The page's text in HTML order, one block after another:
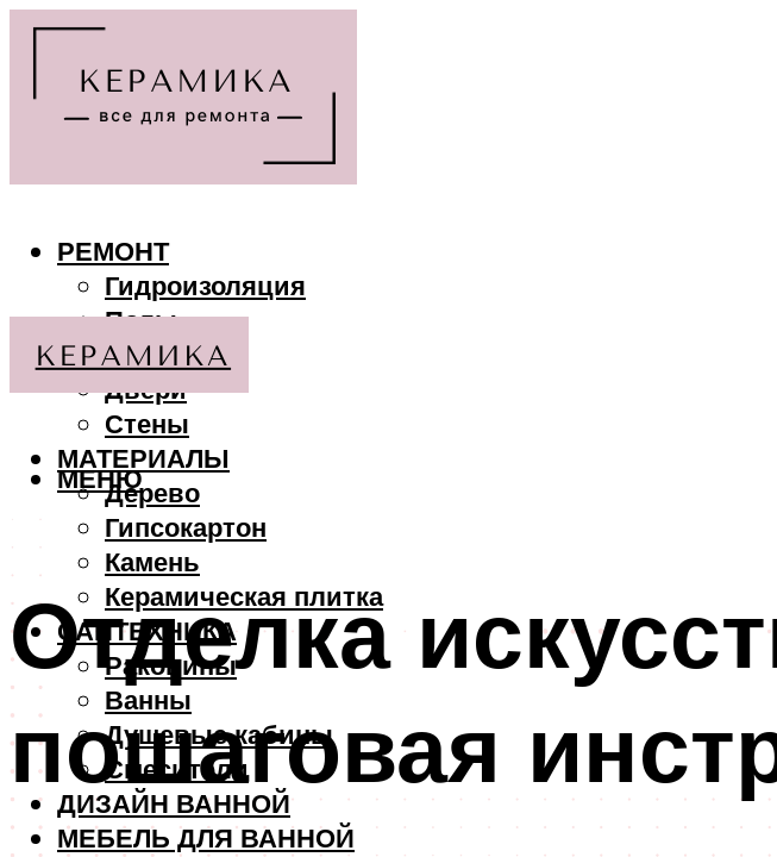
РЕМОНТ
Гидроизоляция
Полы
Потолки
Двери
Стены
МАТЕРИАЛЫ
Дерево
Гипсокартон
Камень
Керамическая плитка
САНТЕХНИКА
Раковины
Ванны
Душевые кабины
Смесители
ДИЗАЙН ВАННОЙ
МЕБЕЛЬ ДЛЯ ВАННОЙ
МЕНЮ
Отделка
пошаговая